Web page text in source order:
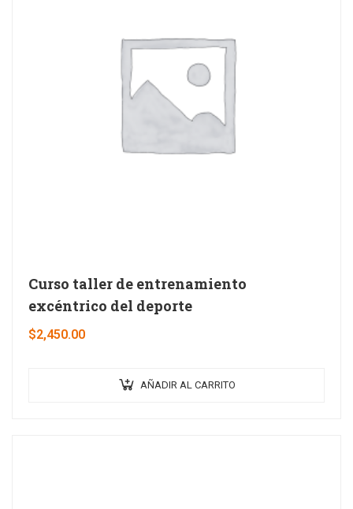
Curso taller de entrenamiento
excéntrico del deporte
$2,450.00
AÑADIR AL CARRITO